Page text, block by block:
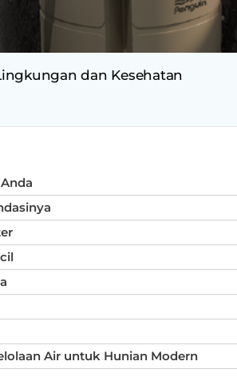
dan Kesehatan
Air untuk Hunian Modern